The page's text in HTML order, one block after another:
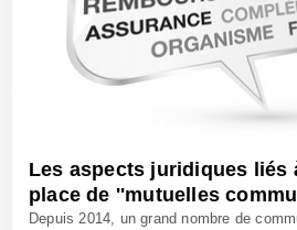
Les aspects juridiques liés
place de ''mutuelles
Depuis 2014, un grand nombre de